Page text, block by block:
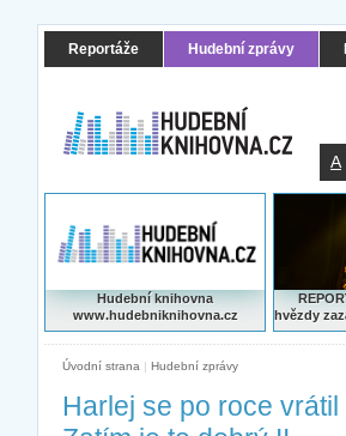
Reportáže Hudební zprávy
A
Hudební knihovna
www.hudebniknihovna.cz
hvězdy
Úvodní strana | Hudební zprávy
Harlej se po roce